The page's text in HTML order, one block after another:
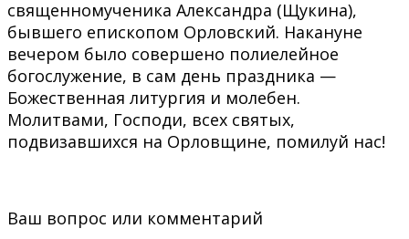
священномученика Александра (Щукина),
бывшего епископом Орловский. Накануне
вечером было совершено полиелейное
богослужение, в сам день праздника —
Божественная литургия и молебен.
Молитвами, Господи, всех святых,
подвизавшихся на Орловщине, помилуй нас!
Ваш вопрос или комментарий